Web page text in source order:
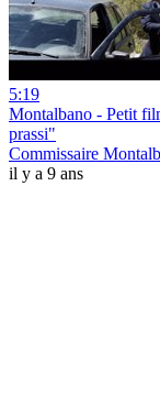
5:19
Montalbano - Petit
prassi"
Commissaire
il y a 9 ans